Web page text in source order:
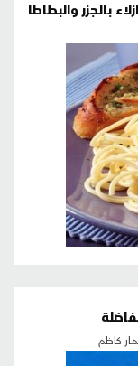
بالجزر والبطاطا
كاظم